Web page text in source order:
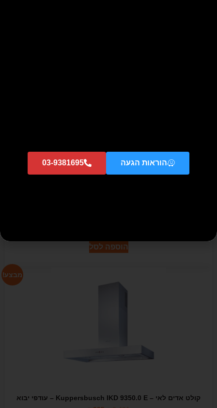
הוספה לסל
מבצע!
קולט אדים לאי – Kuppersbusch IKD 9350.0 E – עודפי יבוא
הוראות הגעה 03-9381695